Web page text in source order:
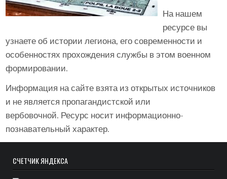
На нашем
ресурсе вы
узнаете об истории легиона, его современности и
особенностях прохождения службы в этом военном
формировании.
Информация на сайте взята из открытых источников
и не является пропагандистской или
вербовочной. Ресурс носит информационно-
познавательный характер.
СЧЁТЧИК ЯНДЕКСА